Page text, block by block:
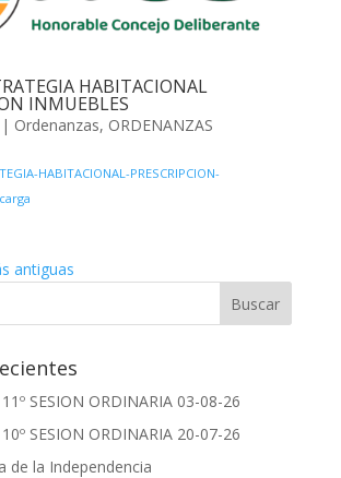
HABITACIONAL
INMUEBLES
| Ordenanzas, ORDENANZAS
HABITACIONAL-PRESCRIPCION-
antiguas
SESION ORDINARIA 03-08-26
SESION ORDINARIA 20-07-26
de la Independencia